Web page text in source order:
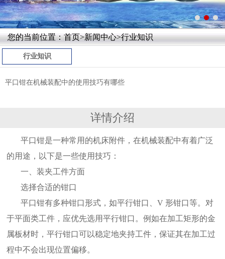
您的当前位置：首页>新闻中心>行业知识
行业知识
平口钳在机械装配中的使用技巧有哪些
详情介绍
平口钳是一种常用的机床附件，在机械装配中有着广泛
的用途，以下是一些使用技巧：
一、装夹工件方面
选择合适的钳口
平口钳有多种钳口形式，如平行钳口、V 形钳口等。对
于平面类工件，应优先选用平行钳口。例如在加工矩形的金
属板材时，平行钳口可以稳定地夹持工件，保证其在加工过
程中不会出现位置偏移。